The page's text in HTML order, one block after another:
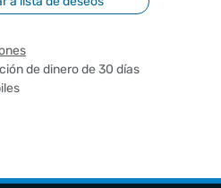
de dinero de 30 días